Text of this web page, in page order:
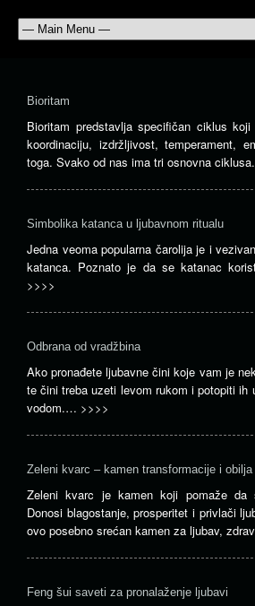
Bioritam
Bioritam predstavlja specifičan ciklus koji
koordinaciju, izdržljivost, temperament,
toga. Svako od nas ima tri osnovna
Simbolika katanca u ljubavnom ritualu
Jedna veoma popularna čarolija je i
katanca. Poznato je da se katanac
>>>>
Odbrana od vradžbina
Ako pronađete ljubavne čini koje vam je
te čini treba uzeti levom rukom i potopiti ih
vodom.… >>>>
Zeleni kvarc – kamen transformacije i obilja
Zeleni kvarc je kamen koji pomaže da
Donosi blagostanje, prosperitet i privlači
ovo posebno srećan kamen za ljubav,
Feng šui saveti za pronalaženje ljubavi